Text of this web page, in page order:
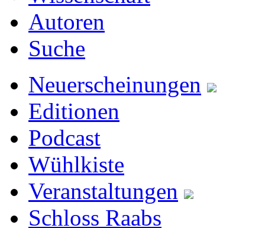
Autoren
Suche
Neuerscheinungen
Editionen
Podcast
Wühlkiste
Veranstaltungen
Schloss Raabs